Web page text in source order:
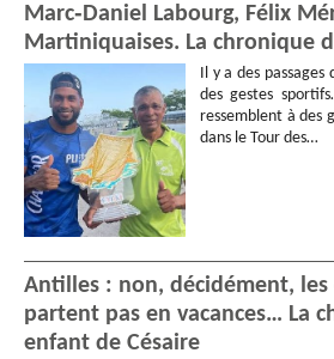
Marc‑Daniel Labourg, Félix
Martiniquaises. La chronique
Il y a des
des gestes
ressemblent à des
dans le Tour des…
Antilles : non, décidément,
partent pas en vacances… La
enfant de Césaire